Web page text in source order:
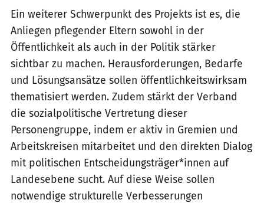
Ein weiterer Schwerpunkt des Projekts ist es, die
Anliegen pflegender Eltern sowohl in der
Öffentlichkeit als auch in der Politik stärker
sichtbar zu machen. Herausforderungen, Bedarfe
und Lösungsansätze sollen öffentlichkeitswirksam
thematisiert werden. Zudem stärkt der Verband
die sozialpolitische Vertretung dieser
Personengruppe, indem er aktiv in Gremien und
Arbeitskreisen mitarbeitet und den direkten Dialog
mit politischen Entscheidungsträger*innen auf
Landesebene sucht. Auf diese Weise sollen
notwendige strukturelle Verbesserungen